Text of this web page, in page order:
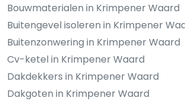
Bouwmaterialen in Krimpener Waard
Buitengevel isoleren in Krimpener
Buitenzonwering in Krimpener Waard
Cv-ketel in Krimpener Waard
Dakdekkers in Krimpener Waard
Dakgoten in Krimpener Waard